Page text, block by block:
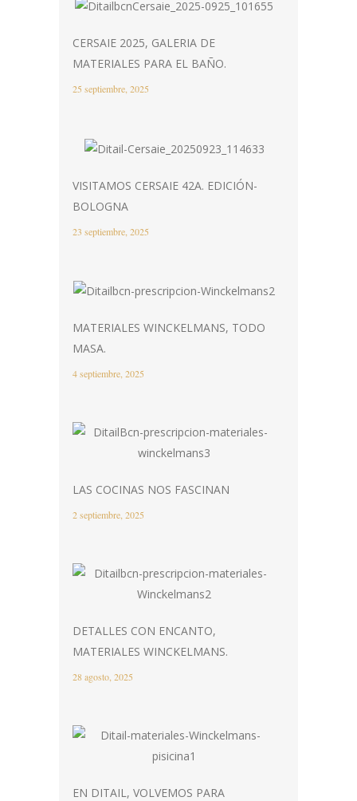
CERSAIE 2025, GALERIA DE
MATERIALES PARA EL BAÑO.
25 septiembre, 2025
VISITAMOS CERSAIE 42A. EDICIÓN-
BOLOGNA
23 septiembre, 2025
MATERIALES WINCKELMANS, TODO
MASA.
4 septiembre, 2025
LAS COCINAS NOS FASCINAN
2 septiembre, 2025
DETALLES CON ENCANTO,
MATERIALES WINCKELMANS.
28 agosto, 2025
EN DITAIL, VOLVEMOS PARA